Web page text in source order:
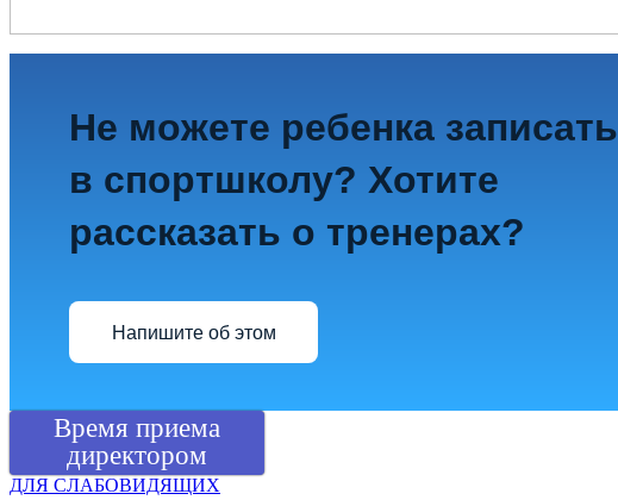
Не можете ребенка записать
в спортшколу? Хотите
рассказать о тренерах?
Напишите об этом
Время приема
директором
ДЛЯ СЛАБОВИДЯЩИХ